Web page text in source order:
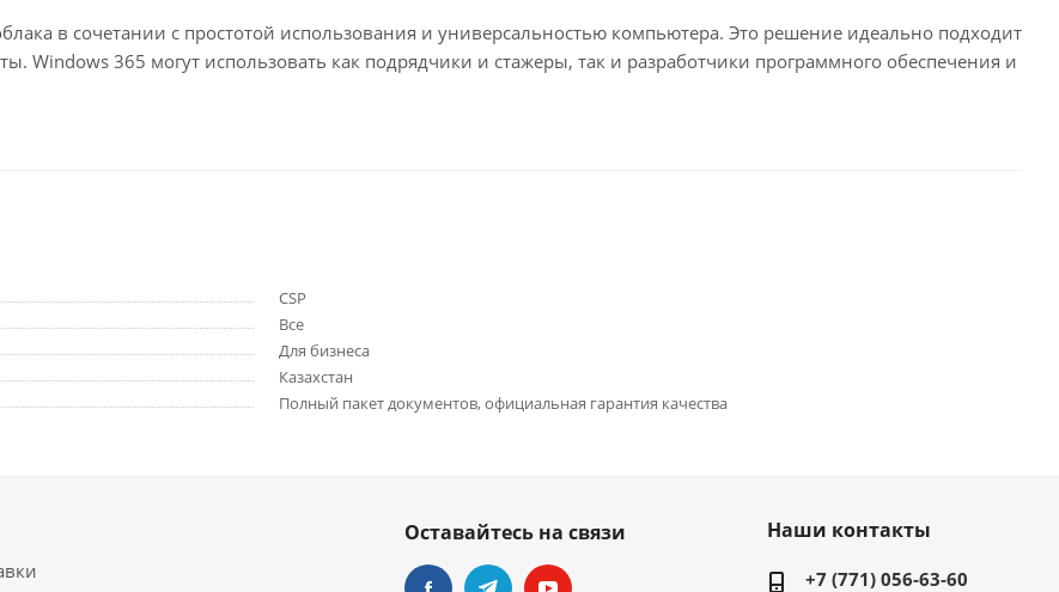
в сочетании с простотой использования и универсальностью компьютера. Это решение идеально подходит
Windows 365 могут использовать как подрядчики и стажеры, так и разработчики программного обеспечения и
CSP
Все
Для бизнеса
Казахстан
Полный пакет документов, официальная гарантия качества
Оставайтесь на связи Наши контакты
+7 (771) 056-63-60